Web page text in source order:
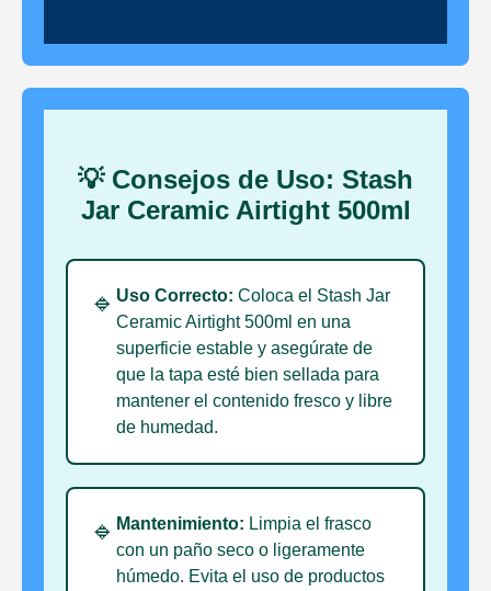
💡 Consejos de Uso: Stash
Jar Ceramic Airtight 500ml
🔹 Uso Correcto: Coloca el Stash Jar
Ceramic Airtight 500ml en una
superficie estable y asegúrate de
que la tapa esté bien sellada para
mantener el contenido fresco y libre
de humedad.
🔹 Mantenimiento: Limpia el frasco
con un paño seco o ligeramente
húmedo. Evita el uso de productos